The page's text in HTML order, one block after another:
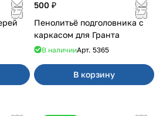
500 ₽
Пенолитьё подголовника с
каркасом для Гранта
В наличииАрт. 5365
В корзину